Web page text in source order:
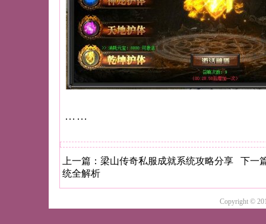
……
上一篇： 梁山传奇私服成就系统攻略分享 下一
统全解析
Copyright ©